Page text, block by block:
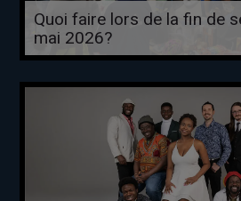
Quoi faire lors de la fin de
mai 2026?